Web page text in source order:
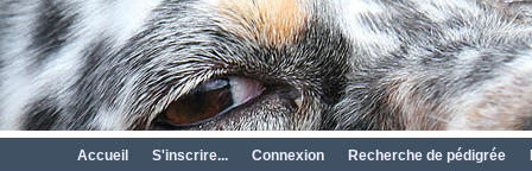
Accueil S'inscrire... Connexion Recherche de pédigrée